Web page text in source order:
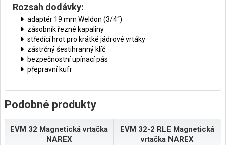
Rozsah dodávky:
adaptér 19 mm Weldon (3/4“)
zásobník řezné kapaliny
středící hrot pro krátké jádrové vrtáky
zástrčný šestihranný klíč
bezpečnostní upínací pás
přepravní kufr
Podobné produkty
EVM 32 Magnetická vrtačka
NAREX
EVM 32-2 RLE Magnetická
vrtačka NAREX